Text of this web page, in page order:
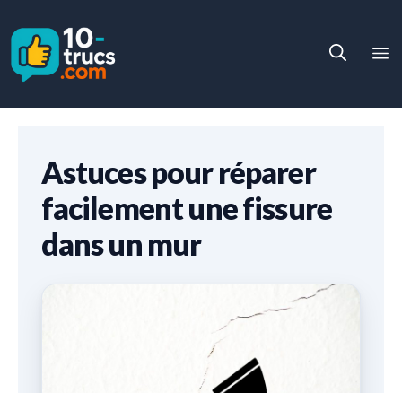
contenu
Astuces pour réparer
facilement une fissure
dans un mur